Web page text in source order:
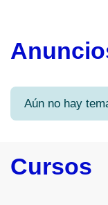
Aún no hay
Cursos